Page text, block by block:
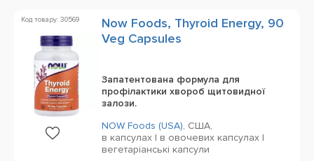
Код товару: 30569
Now Foods, Thyroid Energy, 90
Veg Capsules
Запатентована формула для
профілактики хвороб щитовидної
залози.
NOW Foods (USA), США,
в капсулах | в овочевих капсулах |
вегетаріанські капсули